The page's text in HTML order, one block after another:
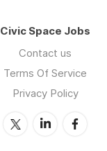
Civic Space Jobs
Contact us
Terms Of Service
Privacy Policy